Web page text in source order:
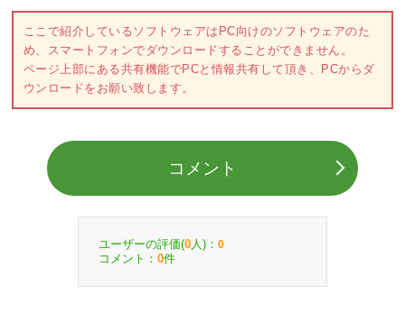
ここで紹介しているソフトウェアはPC向けのソフトウェアのた
め、スマートフォンでダウンロードすることができません。
ページ上部にある共有機能でPCと情報共有して頂き、PCからダ
ウンロードをお願い致します。
コメント
ユーザーの評価(0 人)： 0
コメント： 0件